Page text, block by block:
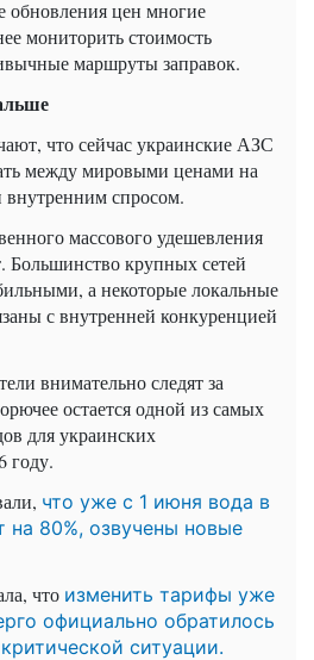
обновления цен многие
мониторить стоимость
маршруты заправок.
что сейчас украинские АЗС
между мировыми ценами на
спросом.
массового удешевления
Большинство крупных сетей
а некоторые локальные
с внутренней конкуренцией
внимательно следят за
остается одной из самых
для украинских
году.
что уже с 1 июня вода в
на 80%, озвучены новые
что изменить тарифы уже
официально обратилось
ситуации.